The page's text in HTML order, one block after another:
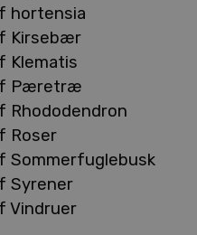
hortensia
Kirsebær
Klematis
Pæretræ
Rhododendron
Roser
Sommerfuglebusk
Syrener
Vindruer